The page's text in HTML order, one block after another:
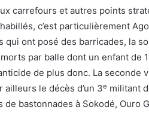
carrefours et autres points
c’est particulièrement
ont posé des barricades, la
par balle dont un enfant de
de plus donc. La seconde
ailleurs le décès d’un 3e militant
bastonnades à Sokodé, Ouro